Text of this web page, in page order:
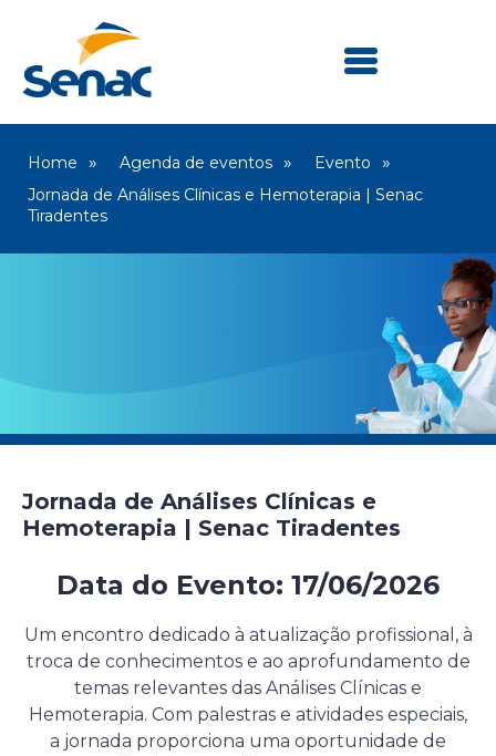
Home Agenda de eventos
Evento
Jornada de Análises Clínicas e Hemoterapia | Senac
Tiradentes
Jornada de Análises Clínicas e
Hemoterapia | Senac Tiradentes
Data do Evento: 17/06/2026
Um encontro dedicado à atualização profissional, à
troca de conhecimentos e ao aprofundamento de
temas relevantes das Análises Clínicas e
Hemoterapia. Com palestras e atividades especiais,
a jornada proporciona uma oportunidade de